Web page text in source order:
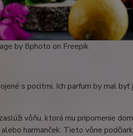
by 8photo on Freepik
s pocitmi. Ich parfum by mal byť
vôňu, ktorá mu pripomenie
alebo harmanček. Tieto vône